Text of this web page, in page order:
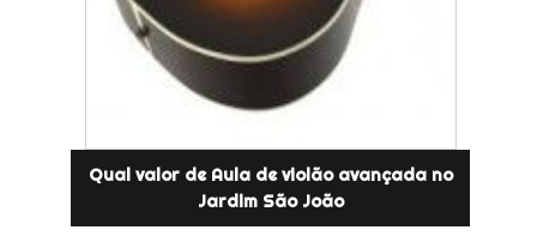
Qual valor de Aula de violão avançada no
Jardim São João